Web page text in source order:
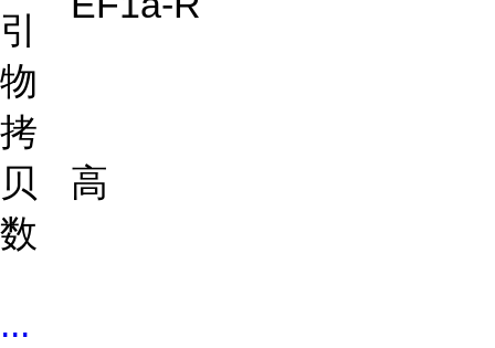
引
物
拷
贝
数
高
...